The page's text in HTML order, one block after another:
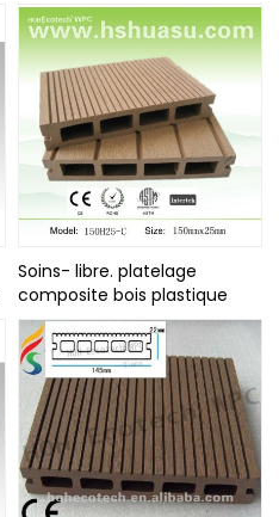
Soins- libre. platelage
composite bois plastique